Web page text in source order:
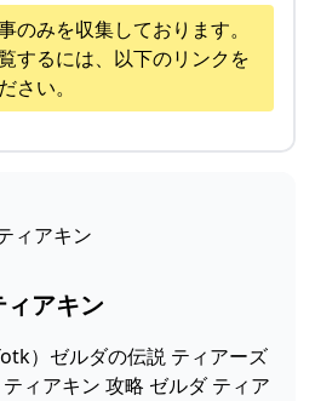
のみを収集しております。
するには、以下のリンクを
さい。
ィアキン
ィアキン
）ゼルダの伝説 ティアーズ
ィアキン 攻略 ゼルダ ティア